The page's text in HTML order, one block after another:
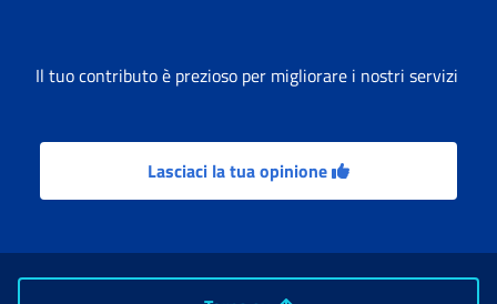
Il tuo contributo è prezioso per migliorare i nostri servizi
Lasciaci la tua opinione